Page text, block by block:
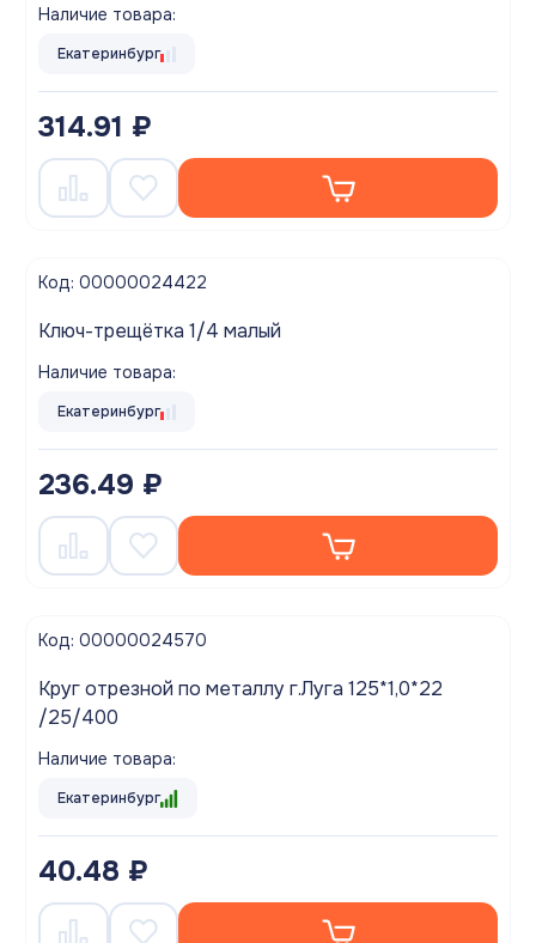
Наличие товара:
Екатеринбург
314.91 ₽
Код: 00000024422
Ключ-трещётка 1/4 малый
Наличие товара:
Екатеринбург
236.49 ₽
Код: 00000024570
Круг отрезной по металлу г.Луга 125*1,0*22
/25/400
Наличие товара:
Екатеринбург
40.48 ₽